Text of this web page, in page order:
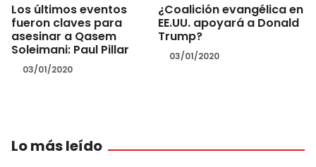
Los últimos eventos
fueron claves para
asesinar a Qasem
Soleimani: Paul Pillar
03/01/2020
¿Coalición evangélica en
EE.UU. apoyará a Donald
Trump?
03/01/2020
Lo más leído